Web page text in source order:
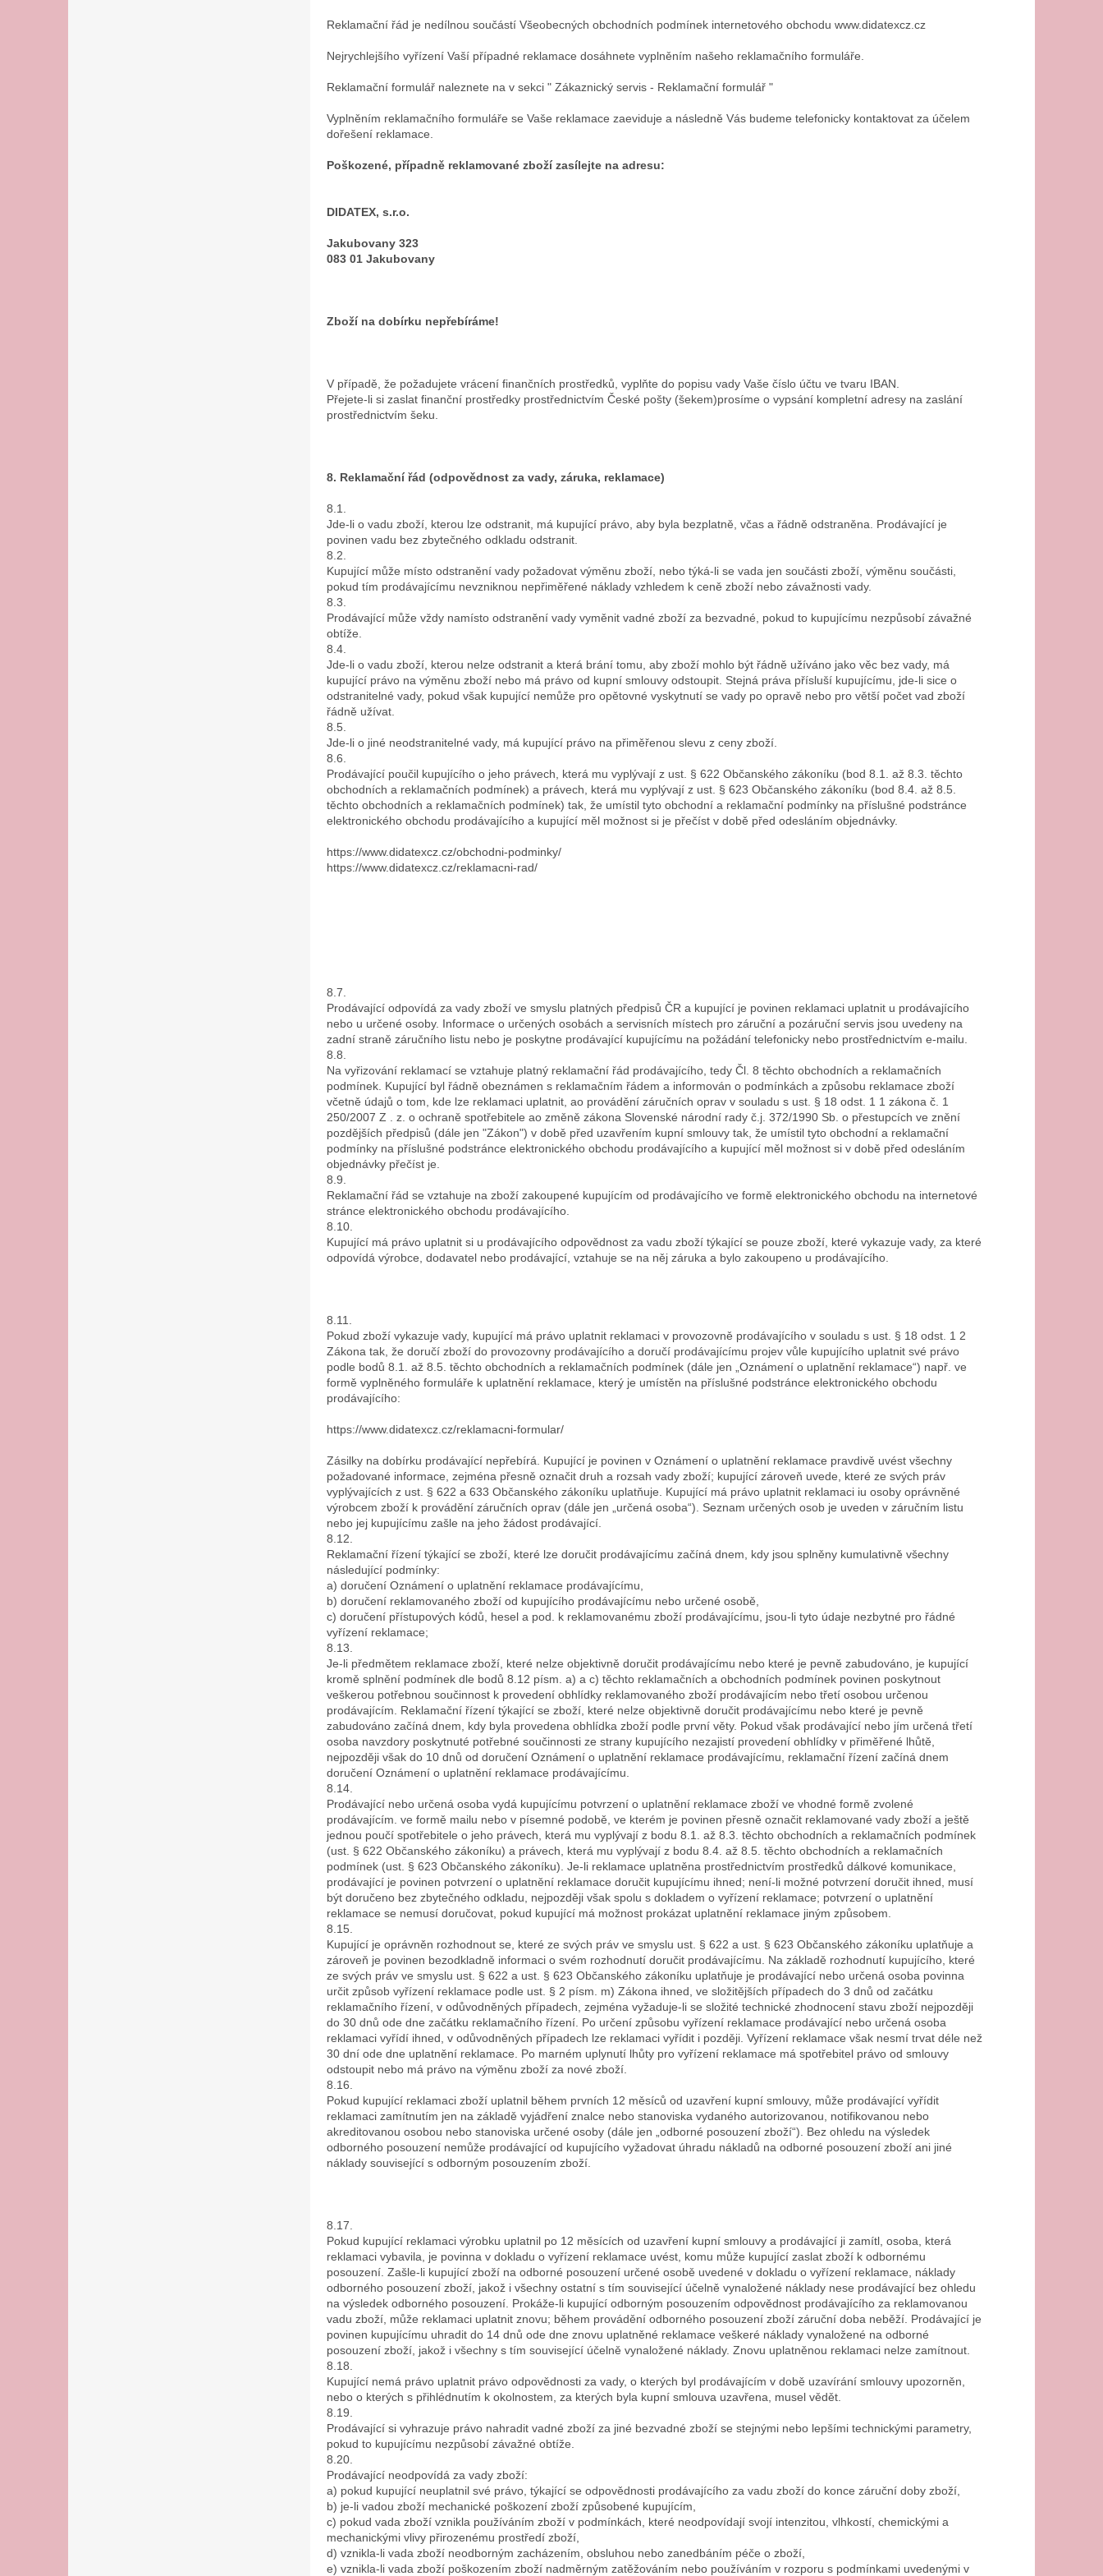
Reklamační řád je nedílnou součástí Všeobecných obchodních podmínek internetového obchodu www.didatexcz.cz
Nejrychlejšího vyřízení Vaší případné reklamace dosáhnete vyplněním našeho reklamačního formuláře.
Reklamační formulář naleznete na v sekci " Zákaznický servis - Reklamační formulář "
Vyplněním reklamačního formuláře se Vaše reklamace zaeviduje a následně Vás budeme telefonicky kontaktovat za účelem
dořešení reklamace.
Poškozené, případně reklamované zboží zasílejte na adresu:
DIDATEX, s.r.o.
Jakubovany 323
083 01 Jakubovany
Zboží na dobírku nepřebíráme!
V případě, že požadujete vrácení finančních prostředků, vyplňte do popisu vady Vaše číslo účtu ve tvaru IBAN.
Přejete-li si zaslat finanční prostředky prostřednictvím České pošty (šekem)prosíme o vypsání kompletní adresy na zaslání
prostřednictvím šeku.
8. Reklamační řád (odpovědnost za vady, záruka, reklamace)
8.1.
Jde-li o vadu zboží, kterou lze odstranit, má kupující právo, aby byla bezplatně, včas a řádně odstraněna. Prodávající je
povinen vadu bez zbytečného odkladu odstranit.
8.2.
Kupující může místo odstranění vady požadovat výměnu zboží, nebo týká-li se vada jen součásti zboží, výměnu součásti,
pokud tím prodávajícímu nevzniknou nepřiměřené náklady vzhledem k ceně zboží nebo závažnosti vady.
8.3.
Prodávající může vždy namísto odstranění vady vyměnit vadné zboží za bezvadné, pokud to kupujícímu nezpůsobí závažné
obtíže.
8.4.
Jde-li o vadu zboží, kterou nelze odstranit a která brání tomu, aby zboží mohlo být řádně užíváno jako věc bez vady, má
kupující právo na výměnu zboží nebo má právo od kupní smlouvy odstoupit. Stejná práva přísluší kupujícímu, jde-li sice o
odstranitelné vady, pokud však kupující nemůže pro opětovné vyskytnutí se vady po opravě nebo pro větší počet vad zboží
řádně užívat.
8.5.
Jde-li o jiné neodstranitelné vady, má kupující právo na přiměřenou slevu z ceny zboží.
8.6.
Prodávající poučil kupujícího o jeho právech, která mu vyplývají z ust. § 622 Občanského zákoníku (bod 8.1. až 8.3. těchto
obchodních a reklamačních podmínek) a právech, která mu vyplývají z ust. § 623 Občanského zákoníku (bod 8.4. až 8.5.
těchto obchodních a reklamačních podmínek) tak, že umístil tyto obchodní a reklamační podmínky na příslušné podstránce
elektronického obchodu prodávajícího a kupující měl možnost si je přečíst v době před odesláním objednávky.
https://www.didatexcz.cz/obchodni-podminky/
https://www.didatexcz.cz/reklamacni-rad/
8.7.
Prodávající odpovídá za vady zboží ve smyslu platných předpisů ČR a kupující je povinen reklamaci uplatnit u prodávajícího
nebo u určené osoby. Informace o určených osobách a servisních místech pro záruční a pozáruční servis jsou uvedeny na
zadní straně záručního listu nebo je poskytne prodávající kupujícímu na požádání telefonicky nebo prostřednictvím e-mailu.
8.8.
Na vyřizování reklamací se vztahuje platný reklamační řád prodávajícího, tedy Čl. 8 těchto obchodních a reklamačních
podmínek. Kupující byl řádně obeznámen s reklamačním řádem a informován o podmínkách a způsobu reklamace zboží
včetně údajů o tom, kde lze reklamaci uplatnit, ao provádění záručních oprav v souladu s ust. § 18 odst. 1 1 zákona č. 1
250/2007 Z . z. o ochraně spotřebitele ao změně zákona Slovenské národní rady č.j. 372/1990 Sb. o přestupcích ve znění
pozdějších předpisů (dále jen "Zákon") v době před uzavřením kupní smlouvy tak, že umístil tyto obchodní a reklamační
podmínky na příslušné podstránce elektronického obchodu prodávajícího a kupující měl možnost si v době před odesláním
objednávky přečíst je.
8.9.
Reklamační řád se vztahuje na zboží zakoupené kupujícím od prodávajícího ve formě elektronického obchodu na internetové
stránce elektronického obchodu prodávajícího.
8.10.
Kupující má právo uplatnit si u prodávajícího odpovědnost za vadu zboží týkající se pouze zboží, které vykazuje vady, za které
odpovídá výrobce, dodavatel nebo prodávající, vztahuje se na něj záruka a bylo zakoupeno u prodávajícího.
8.11.
Pokud zboží vykazuje vady, kupující má právo uplatnit reklamaci v provozovně prodávajícího v souladu s ust. § 18 odst. 1 2
Zákona tak, že doručí zboží do provozovny prodávajícího a doručí prodávajícímu projev vůle kupujícího uplatnit své právo
podle bodů 8.1. až 8.5. těchto obchodních a reklamačních podmínek (dále jen „Oznámení o uplatnění reklamace“) např. ve
formě vyplněného formuláře k uplatnění reklamace, který je umístěn na příslušné podstránce elektronického obchodu
prodávajícího:
https://www.didatexcz.cz/reklamacni-formular/
Zásilky na dobírku prodávající nepřebírá. Kupující je povinen v Oznámení o uplatnění reklamace pravdivě uvést všechny
požadované informace, zejména přesně označit druh a rozsah vady zboží; kupující zároveň uvede, které ze svých práv
vyplývajících z ust. § 622 a 633 Občanského zákoníku uplatňuje. Kupující má právo uplatnit reklamaci iu osoby oprávněné
výrobcem zboží k provádění záručních oprav (dále jen „určená osoba“). Seznam určených osob je uveden v záručním listu
nebo jej kupujícímu zašle na jeho žádost prodávající.
8.12.
Reklamační řízení týkající se zboží, které lze doručit prodávajícímu začíná dnem, kdy jsou splněny kumulativně všechny
následující podmínky:
a) doručení Oznámení o uplatnění reklamace prodávajícímu,
b) doručení reklamovaného zboží od kupujícího prodávajícímu nebo určené osobě,
c) doručení přístupových kódů, hesel a pod. k reklamovanému zboží prodávajícímu, jsou-li tyto údaje nezbytné pro řádné
vyřízení reklamace;
8.13.
Je-li předmětem reklamace zboží, které nelze objektivně doručit prodávajícímu nebo které je pevně zabudováno, je kupující
kromě splnění podmínek dle bodů 8.12 písm. a) a c) těchto reklamačních a obchodních podmínek povinen poskytnout
veškerou potřebnou součinnost k provedení obhlídky reklamovaného zboží prodávajícím nebo třetí osobou určenou
prodávajícím. Reklamační řízení týkající se zboží, které nelze objektivně doručit prodávajícímu nebo které je pevně
zabudováno začíná dnem, kdy byla provedena obhlídka zboží podle první věty. Pokud však prodávající nebo jím určená třetí
osoba navzdory poskytnuté potřebné součinnosti ze strany kupujícího nezajistí provedení obhlídky v přiměřené lhůtě,
nejpozději však do 10 dnů od doručení Oznámení o uplatnění reklamace prodávajícímu, reklamační řízení začíná dnem
doručení Oznámení o uplatnění reklamace prodávajícímu.
8.14.
Prodávající nebo určená osoba vydá kupujícímu potvrzení o uplatnění reklamace zboží ve vhodné formě zvolené
prodávajícím. ve formě mailu nebo v písemné podobě, ve kterém je povinen přesně označit reklamované vady zboží a ještě
jednou poučí spotřebitele o jeho právech, která mu vyplývají z bodu 8.1. až 8.3. těchto obchodních a reklamačních podmínek
(ust. § 622 Občanského zákoníku) a právech, která mu vyplývají z bodu 8.4. až 8.5. těchto obchodních a reklamačních
podmínek (ust. § 623 Občanského zákoníku). Je-li reklamace uplatněna prostřednictvím prostředků dálkové komunikace,
prodávající je povinen potvrzení o uplatnění reklamace doručit kupujícímu ihned; není-li možné potvrzení doručit ihned, musí
být doručeno bez zbytečného odkladu, nejpozději však spolu s dokladem o vyřízení reklamace; potvrzení o uplatnění
reklamace se nemusí doručovat, pokud kupující má možnost prokázat uplatnění reklamace jiným způsobem.
8.15.
Kupující je oprávněn rozhodnout se, které ze svých práv ve smyslu ust. § 622 a ust. § 623 Občanského zákoníku uplatňuje a
zároveň je povinen bezodkladně informaci o svém rozhodnutí doručit prodávajícímu. Na základě rozhodnutí kupujícího, které
ze svých práv ve smyslu ust. § 622 a ust. § 623 Občanského zákoníku uplatňuje je prodávající nebo určená osoba povinna
určit způsob vyřízení reklamace podle ust. § 2 písm. m) Zákona ihned, ve složitějších případech do 3 dnů od začátku
reklamačního řízení, v odůvodněných případech, zejména vyžaduje-li se složité technické zhodnocení stavu zboží nejpozději
do 30 dnů ode dne začátku reklamačního řízení. Po určení způsobu vyřízení reklamace prodávající nebo určená osoba
reklamaci vyřídí ihned, v odůvodněných případech lze reklamaci vyřídit i později. Vyřízení reklamace však nesmí trvat déle než
30 dní ode dne uplatnění reklamace. Po marném uplynutí lhůty pro vyřízení reklamace má spotřebitel právo od smlouvy
odstoupit nebo má právo na výměnu zboží za nové zboží.
8.16.
Pokud kupující reklamaci zboží uplatnil během prvních 12 měsíců od uzavření kupní smlouvy, může prodávající vyřídit
reklamaci zamítnutím jen na základě vyjádření znalce nebo stanoviska vydaného autorizovanou, notifikovanou nebo
akreditovanou osobou nebo stanoviska určené osoby (dále jen „odborné posouzení zboží“). Bez ohledu na výsledek
odborného posouzení nemůže prodávající od kupujícího vyžadovat úhradu nákladů na odborné posouzení zboží ani jiné
náklady související s odborným posouzením zboží.
8.17.
Pokud kupující reklamaci výrobku uplatnil po 12 měsících od uzavření kupní smlouvy a prodávající ji zamítl, osoba, která
reklamaci vybavila, je povinna v dokladu o vyřízení reklamace uvést, komu může kupující zaslat zboží k odbornému
posouzení. Zašle-li kupující zboží na odborné posouzení určené osobě uvedené v dokladu o vyřízení reklamace, náklady
odborného posouzení zboží, jakož i všechny ostatní s tím související účelně vynaložené náklady nese prodávající bez ohledu
na výsledek odborného posouzení. Prokáže-li kupující odborným posouzením odpovědnost prodávajícího za reklamovanou
vadu zboží, může reklamaci uplatnit znovu; během provádění odborného posouzení zboží záruční doba neběží. Prodávající je
povinen kupujícímu uhradit do 14 dnů ode dne znovu uplatněné reklamace veškeré náklady vynaložené na odborné
posouzení zboží, jakož i všechny s tím související účelně vynaložené náklady. Znovu uplatněnou reklamaci nelze zamítnout.
8.18.
Kupující nemá právo uplatnit právo odpovědnosti za vady, o kterých byl prodávajícím v době uzavírání smlouvy upozorněn,
nebo o kterých s přihlédnutím k okolnostem, za kterých byla kupní smlouva uzavřena, musel vědět.
8.19.
Prodávající si vyhrazuje právo nahradit vadné zboží za jiné bezvadné zboží se stejnými nebo lepšími technickými parametry,
pokud to kupujícímu nezpůsobí závažné obtíže.
8.20.
Prodávající neodpovídá za vady zboží:
a) pokud kupující neuplatnil své právo, týkající se odpovědnosti prodávajícího za vadu zboží do konce záruční doby zboží,
b) je-li vadou zboží mechanické poškození zboží způsobené kupujícím,
c) pokud vada zboží vznikla používáním zboží v podmínkách, které neodpovídají svojí intenzitou, vlhkostí, chemickými a
mechanickými vlivy přirozenému prostředí zboží,
d) vznikla-li vada zboží neodborným zacházením, obsluhou nebo zanedbáním péče o zboží,
e) vznikla-li vada zboží poškozením zboží nadměrným zatěžováním nebo používáním v rozporu s podmínkami uvedenými v